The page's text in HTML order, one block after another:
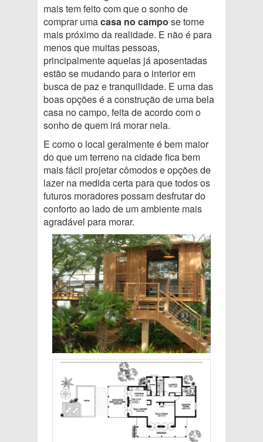
mais tem feito com que o sonho de
comprar umacasa no campo se torne
mais próximo da realidade. E não é para
menos que muitas pessoas,
principalmente aquelas já aposentadas
estão se mudando para o interior em
busca de paz e tranquilidade. E uma das
boas opções é a construção de uma bela
casa no campo, feita de acordo com o
sonho de quem irá morar nela.
E como o local geralmente é bem maior
do que um terreno na cidade fica bem
mais fácil projetar cômodos e opções de
lazer na medida certa para que todos os
futuros moradores possam desfrutar do
conforto ao lado de um ambiente mais
agradável para morar.